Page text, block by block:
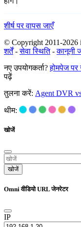
शीर्ष पर वापस जाएँ
© Copyright 2011-2026
शर्तें-सेवा स्थिति-कानूनी
नए उपयोगकर्ता?होमपेज पर
पढ़ें
तुलना करें: Agent DVR
थीम:
खोजें
खोजें
Omni वीडियो URL जेनरेटर
IP